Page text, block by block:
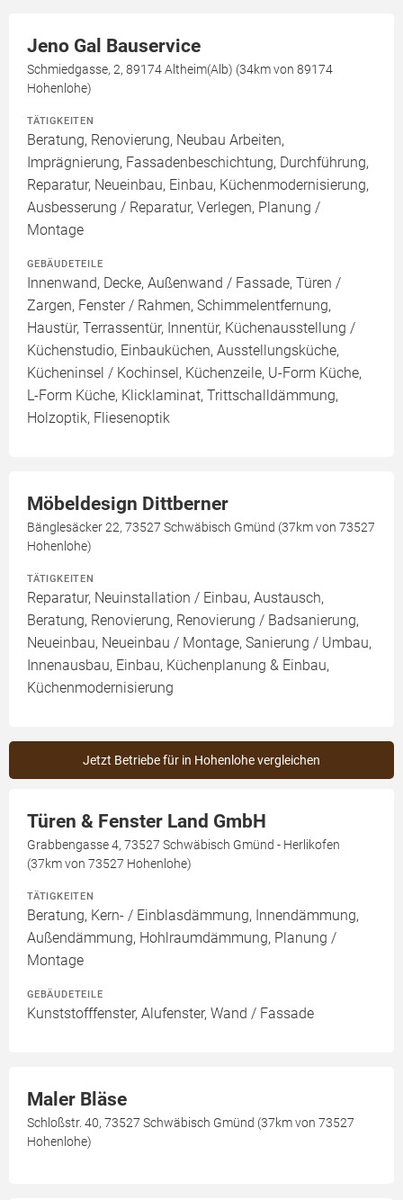
Jeno Gal Bauservice
Schmiedgasse, 2, 89174 Altheim(Alb) (34km von 89174
Hohenlohe)
TÄTIGKEITEN
Beratung, Renovierung, Neubau Arbeiten,
Imprägnierung, Fassadenbeschichtung, Durchführung,
Reparatur, Neueinbau, Einbau, Küchenmodernisierung,
Ausbesserung / Reparatur, Verlegen, Planung /
Montage
GEBÄUDETEILE
Innenwand, Decke, Außenwand / Fassade, Türen /
Zargen, Fenster / Rahmen, Schimmelentfernung,
Haustür, Terrassentür, Innentür, Küchenausstellung /
Küchenstudio, Einbauküchen, Ausstellungsküche,
Kücheninsel / Kochinsel, Küchenzeile, U-Form Küche,
L-Form Küche, Klicklaminat, Trittschalldämmung,
Holzoptik, Fliesenoptik
Möbeldesign Dittberner
Bänglesäcker 22, 73527 Schwäbisch Gmünd (37km von 73527
Hohenlohe)
TÄTIGKEITEN
Reparatur, Neuinstallation / Einbau, Austausch,
Beratung, Renovierung, Renovierung / Badsanierung,
Neueinbau, Neueinbau / Montage, Sanierung / Umbau,
Innenausbau, Einbau, Küchenplanung & Einbau,
Küchenmodernisierung
Jetzt Betriebe für in Hohenlohe vergleichen
Türen & Fenster Land GmbH
Grabbengasse 4, 73527 Schwäbisch Gmünd - Herlikofen
(37km von 73527 Hohenlohe)
TÄTIGKEITEN
Beratung, Kern- / Einblasdämmung, Innendämmung,
Außendämmung, Hohlraumdämmung, Planung /
Montage
GEBÄUDETEILE
Kunststofffenster, Alufenster, Wand / Fassade
Maler Bläse
Schloßstr. 40, 73527 Schwäbisch Gmünd (37km von 73527
Hohenlohe)